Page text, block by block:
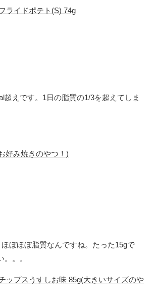
ライドポテト(S) 74g
超えです。1日の脂質の1/3を超えてしま
好み焼きのやつ！)
ぼほぼ脂質なんですね。たった15gで
。。
ップスうすしお味 85g(大きいサイズのや